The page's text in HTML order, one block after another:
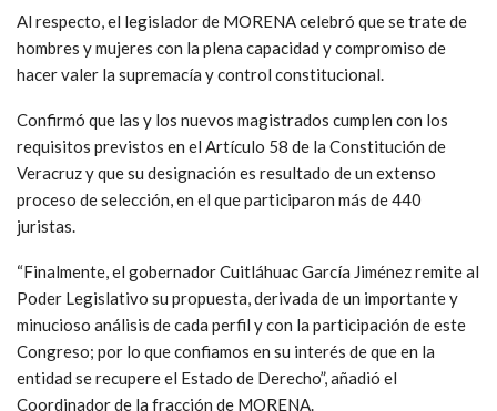
Al respecto, el legislador de MORENA celebró que se trate de
hombres y mujeres con la plena capacidad y compromiso de
hacer valer la supremacía y control constitucional.
Confirmó que las y los nuevos magistrados cumplen con los
requisitos previstos en el Artículo 58 de la Constitución de
Veracruz y que su designación es resultado de un extenso
proceso de selección, en el que participaron más de 440
juristas.
“Finalmente, el gobernador Cuitláhuac García Jiménez remite al
Poder Legislativo su propuesta, derivada de un importante y
minucioso análisis de cada perfil y con la participación de este
Congreso; por lo que confiamos en su interés de que en la
entidad se recupere el Estado de Derecho”, añadió el
Coordinador de la fracción de MORENA.